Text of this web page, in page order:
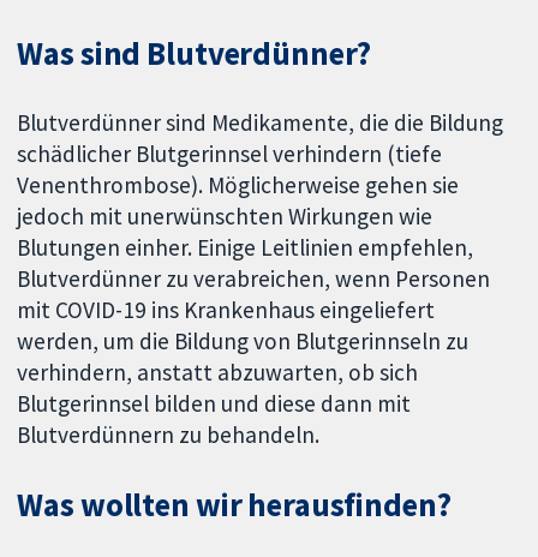
Was sind Blutverdünner?
Blutverdünner sind Medikamente, die die Bildung
schädlicher Blutgerinnsel verhindern (tiefe
Venenthrombose). Möglicherweise gehen sie
jedoch mit unerwünschten Wirkungen wie
Blutungen einher. Einige Leitlinien empfehlen,
Blutverdünner zu verabreichen, wenn Personen
mit COVID-19 ins Krankenhaus eingeliefert
werden, um die Bildung von Blutgerinnseln zu
verhindern, anstatt abzuwarten, ob sich
Blutgerinnsel bilden und diese dann mit
Blutverdünnern zu behandeln.
Was wollten wir herausfinden?